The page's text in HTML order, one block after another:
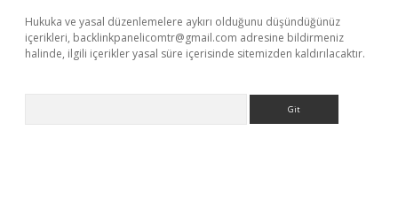
Hukuka ve yasal düzenlemelere aykırı olduğunu düşündüğünüz
içerikleri, backlinkpanelicomtr@gmail.com adresine bildirmeniz
halinde, ilgili içerikler yasal süre içerisinde sitemizden kaldırılacaktır.